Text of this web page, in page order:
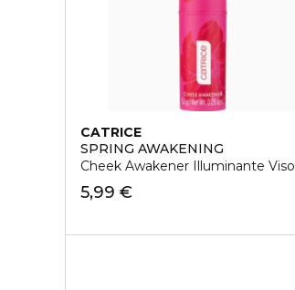
CATRICE
SPRING AWAKENING
Cheek Awakener Illuminante Viso
5,99 €